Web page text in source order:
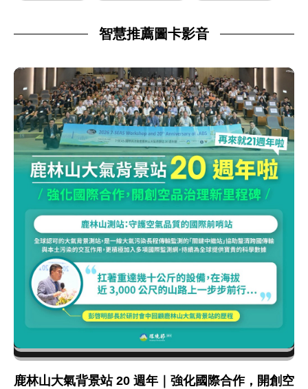
智慧推薦圖卡影音
鹿林山大氣背景站 20 週年｜強化國際合作，開創空